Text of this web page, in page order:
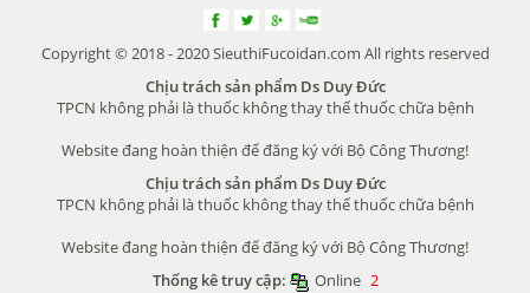
Copyright © 2018 - 2020 SieuthiFucoidan.com All rights reserved
Chịu trách sản phẩm Ds Duy Đức
TPCN không phải là thuốc không thay thế thuốc chữa bệnh
Website đang hoàn thiện để đăng ký với Bộ Công Thương!
Chịu trách sản phẩm Ds Duy Đức
TPCN không phải là thuốc không thay thế thuốc chữa bệnh
Website đang hoàn thiện để đăng ký với Bộ Công Thương!
Thống kê truy cập:
Online 2